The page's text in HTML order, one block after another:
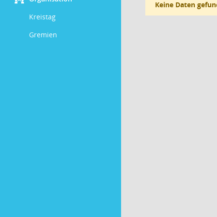
Kreistag
Gremien
Keine Daten